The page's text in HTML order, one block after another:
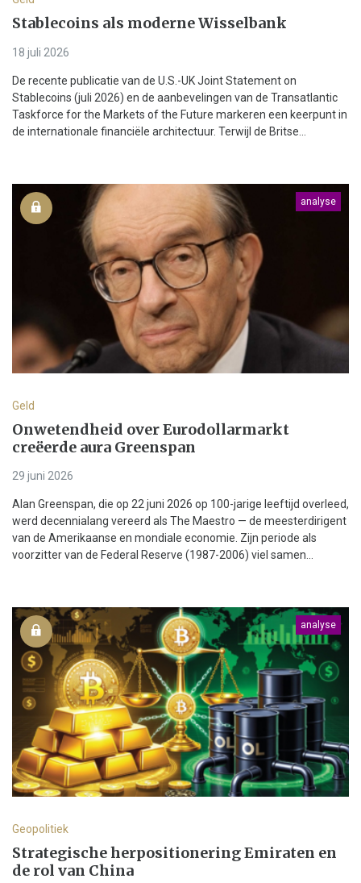
Stablecoins als moderne Wisselbank
18 juli 2026
De recente publicatie van de U.S.-UK Joint Statement on
Stablecoins (juli 2026) en de aanbevelingen van de Transatlantic
Taskforce for the Markets of the Future markeren een keerpunt in
de internationale financiële architectuur. Terwijl de Britse...
analyse
Geld
Onwetendheid over Eurodollarmarkt
creëerde aura Greenspan
29 juni 2026
Alan Greenspan, die op 22 juni 2026 op 100-jarige leeftijd overleed,
werd decennialang vereerd als The Maestro — de meesterdirigent
van de Amerikaanse en mondiale economie. Zijn periode als
voorzitter van de Federal Reserve (1987-2006) viel samen...
analyse
Geopolitiek
Strategische herpositionering Emiraten en
de rol van China